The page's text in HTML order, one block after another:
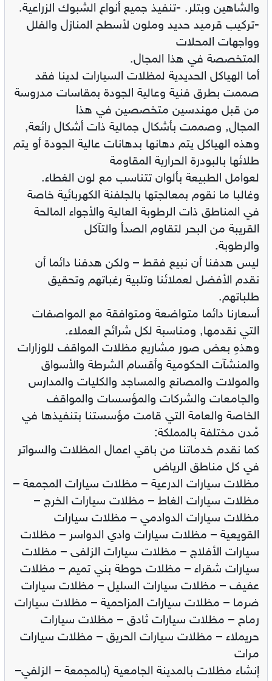
والشاهين وبتلر. -تنفيذ جميع أنواع الشبوك الزراعية.
-تركيب قرميد حديد وملون لأسطح المنازل والفلل
وواجهات المحلات
المتخصصة في هذا المجال.
أما الهياكل الحديدية لمظلات السيارات لدينا فقد
صممت بطرق فنية وعالية الجودة بمقاسات مدروسة
من قبل مهندسين متخصصين في هذا
المجال, وصممت بأشكال جمالية ذات أشكال رائعة,
وهذه الهياكل يتم دهانها بدهانات عالية الجودة أو يتم
طلائها بالبودرة الحرارية المقاومة
لعوامل الطبيعة بألوان تتناسب مع لون الغطاء.
وغالبا ما نقوم بمعالجتها بالجلفنة الكهربائية خاصة
في المناطق ذات الرطوبة العالية والأجواء المالحة
القريبة من البحر لتقاوم الصدأ والتآكل
والرطوبة.
ليس هدفنا أن نبيع فقط – ولكن هدفنا دائما أن
نقدم الأفضل لعملائنا وتلبية رغباتهم وتحقيق
طلباتهم.
أسعارنا دائما متواضعة ومتوافقة مع المواصفات
التي نقدمها, ومناسبة لكل شرائح العملاء.
وهذهِ بعض صور مشاريع مظلات المواقف للوزارات
والمنشآت الحكومية وأقسام الشرطة والأسواق
والمولات والمصانع والمساجد والكليات والمدارس
والجامعات والشركات والمؤسسات والمواقف
الخاصة والعامة التي قامت مؤسستنا بتنفيذها في
مُدن مختلفة بالمملكة:
كما نقدم خدماتنا من باقي اعمال المظلات والسواتر
في كل مناطق الرياض
مظلات سيارات الدرعية – مظلات سيارات المجمعة –
مظلات سيارات الغاط – مظلات سيارات الخرج –
مظلات سيارات الدوادمي – مظلات سيارات
القويعية – مظلات سيارات وادي الدواسر – مظلات
سيارات الأفلاج – مظلات سيارات الزلفى – مظلات
سيارات شقراء – مظلات حوطة بني تميم – مظلات
عفيف – مظلات سيارات السليل – مظلات سيارات
ضرما – مظلات سيارات المزاحمية – مظلات سيارات
رماح – مظلات سيارات ثادق – مظلات سيارات
حريملاء – مظلات سيارات الحريق – مظلات سيارات
مرات
إنشاء مظلات بالمدينة الجامعية (بالمجمعة – الزلفي–